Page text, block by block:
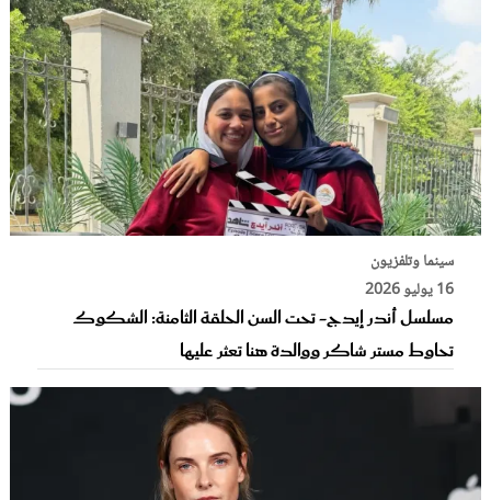
سينما وتلفزيون
16 يوليو 2026
مسلسل أندر إيدج- تحت السن الحلقة الثامنة: الشكوك
تحاوط مستر شاكر ووالدة هنا تعثر عليها